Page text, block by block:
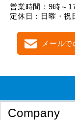
営業時間：9時～
定休日：日曜・祝
メール
Company